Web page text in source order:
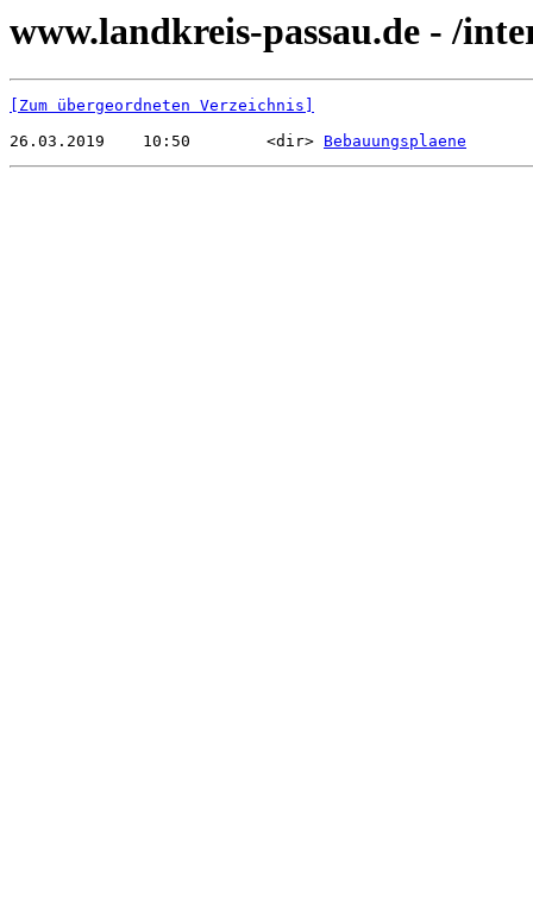
www.landkreis-passau.de - /
[Zum übergeordneten Verzeichnis]
26.03.2019    10:50        <dir> Bebauungsplaene